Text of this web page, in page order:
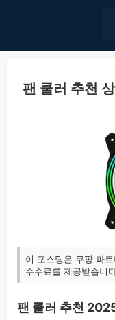
팬 쿨러 추천
이 포스팅은 쿠팡 파
수수료를 제공받습니
팬 쿨러 추천